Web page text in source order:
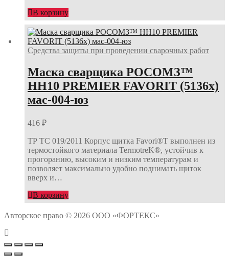
В корзину
Средства защиты при проведении сварочных работ
Маска сварщика РОСОМЗ™
НН10 PREMIER FAVORIT (5136х)
мас-004-юз
416 ₽
ТР ТС 019/2011 Корпус щитка Favori®T выполнен из
термостойкого материала TermotreK®, устойчив к
прогоранию, высоким и низким температурам и
позволяет максимально удобно поднимать щиток
вверх и…
В корзину
Авторское право © 2026 ООО «ФОРТЕКС»